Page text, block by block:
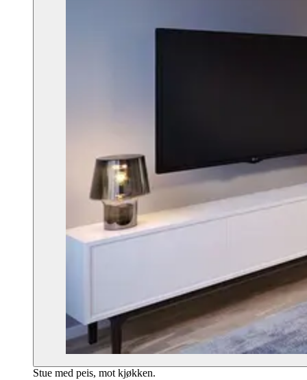
Stue med peis, mot kjøkken.